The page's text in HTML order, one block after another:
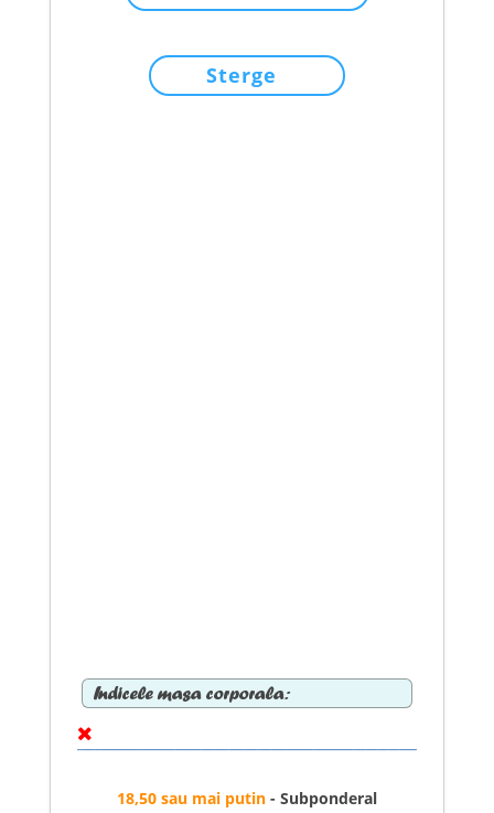
Sterge
Indicele masa corporala:
18,50 sau mai putin - Subponderal